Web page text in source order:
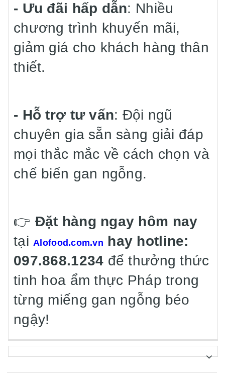
- Ưu đãi hấp dẫn: Nhiều
chương trình khuyến mãi,
giảm giá cho khách hàng thân
thiết.
- Hỗ trợ tư vấn: Đội ngũ
chuyên gia sẵn sàng giải đáp
mọi thắc mắc về cách chọn và
chế biến gan ngỗng.
👉 Đặt hàng ngay hôm nay
tại Alofood.com.vn hay hotline:
097.868.1234 để thưởng thức
tinh hoa ẩm thực Pháp trong
từng miếng gan ngỗng béo
ngậy!